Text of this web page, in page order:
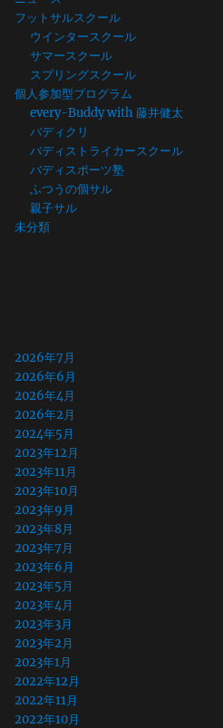
フットサルスクール
ウインタースクール
サマースクール
スプリングスクール
個人参加型プログラム
every-Buddy with 藤井健太
バディクリ
バディストライカースクール
バディスポーツ塾
ふつうの個サル
親子サル
未分類
2026年7月
2026年6月
2026年4月
2026年2月
2024年5月
2023年12月
2023年11月
2023年10月
2023年9月
2023年8月
2023年7月
2023年6月
2023年5月
2023年4月
2023年3月
2023年2月
2023年1月
2022年12月
2022年11月
2022年10月